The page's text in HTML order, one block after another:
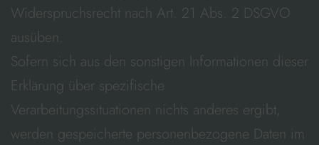
Widerspruchsrecht nach Art. 21 Abs. 2 DSGVO
ausüben.
Sofern sich aus den sonstigen Informationen dieser
Erklärung über spezifische
Verarbeitungssituationen nichts anderes ergibt,
werden gespeicherte personenbezogene Daten im